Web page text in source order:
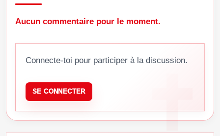
Aucun commentaire pour le moment.
Connecte-toi pour participer à la discussion.
SE CONNECTER